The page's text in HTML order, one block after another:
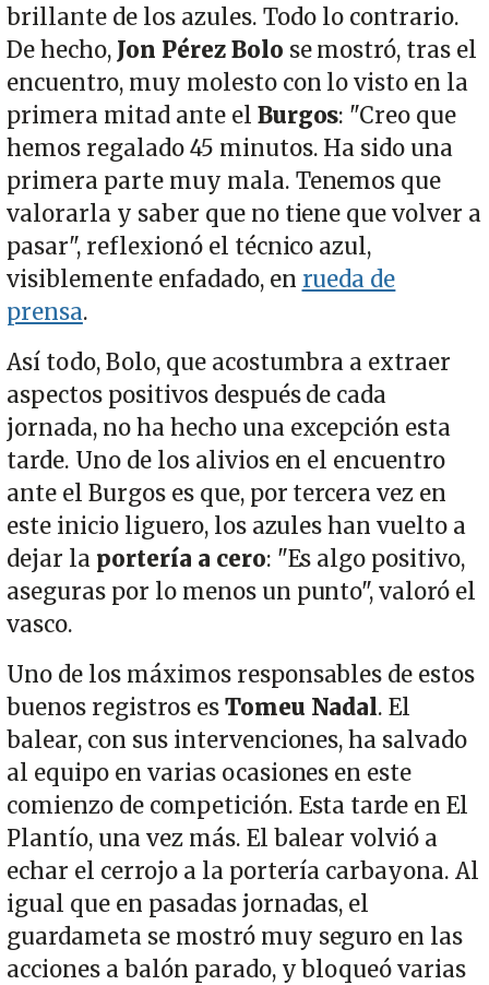
brillante de los azules. Todo lo contrario.
De hecho, Jon Pérez Bolo se mostró, tras el
encuentro, muy molesto con lo visto en la
primera mitad ante el Burgos: "Creo que
hemos regalado 45 minutos. Ha sido una
primera parte muy mala. Tenemos que
valorarla y saber que no tiene que volver a
pasar", reflexionó el técnico azul,
visiblemente enfadado, en rueda de
prensa.
Así todo, Bolo, que acostumbra a extraer
aspectos positivos después de cada
jornada, no ha hecho una excepción esta
tarde. Uno de los alivios en el encuentro
ante el Burgos es que, por tercera vez en
este inicio liguero, los azules han vuelto a
dejar la portería a cero: "Es algo positivo,
aseguras por lo menos un punto", valoró el
vasco.
Uno de los máximos responsables de estos
buenos registros esTomeu Nadal. El
balear, con sus intervenciones, ha salvado
al equipo en varias ocasiones en este
comienzo de competición. Esta tarde en El
Plantío, una vez más. El balear volvió a
echar el cerrojo a la portería carbayona. Al
igual que en pasadas jornadas, el
guardameta se mostró muy seguro en las
acciones a balón parado, y bloqueó varias